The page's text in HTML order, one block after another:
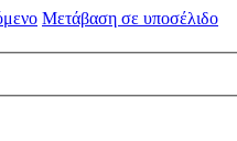
Μετάβαση σε υποσέλιδο